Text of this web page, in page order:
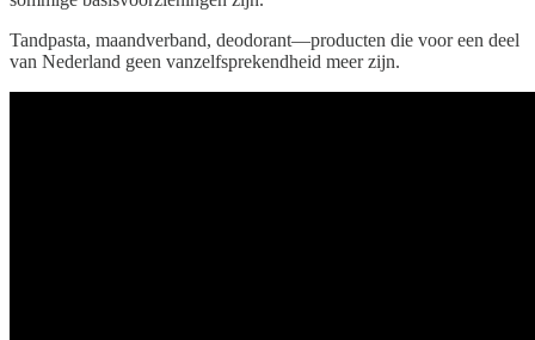
Tandpasta, maandverband, deodorant—producten die voor een deel
van Nederland geen vanzelfsprekendheid meer zijn.